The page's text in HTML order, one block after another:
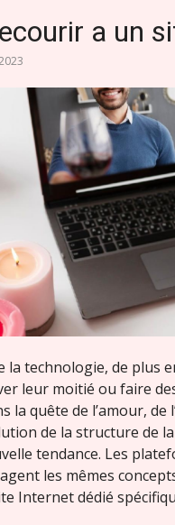
a un
la technologie, de
leur moitié ou faire
la quête de l’amour, de
de la structure de
tendance. Les
les mêmes
Internet dédié